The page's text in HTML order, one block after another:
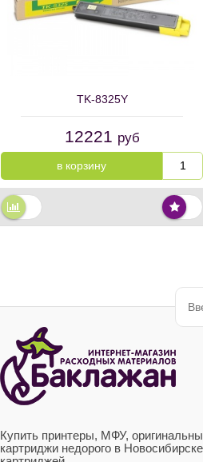
TK-8325Y
12221 руб
в корзину
Купить принтеры, МФУ,
картриджи недорого в